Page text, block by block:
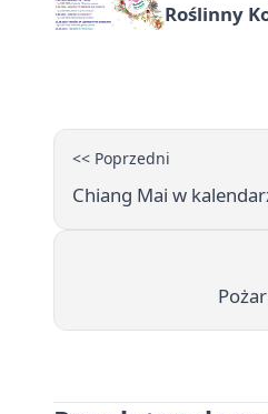
Roślinny
<< Poprzedni
Chiang Mai w